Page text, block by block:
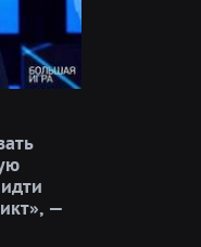
—